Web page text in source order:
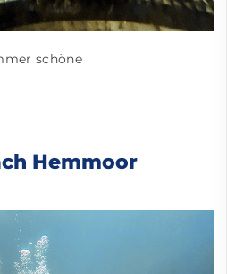
schöne
Hemmoor